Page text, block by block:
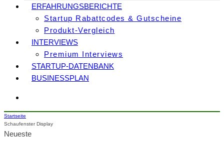
ERFAHRUNGSBERICHTE
Startup Rabattcodes & Gutscheine
Produkt-Vergleich
INTERVIEWS
Premium Interviews
STARTUP-DATENBANK
BUSINESSPLAN
Startseite
Schaufenster Display
Neueste